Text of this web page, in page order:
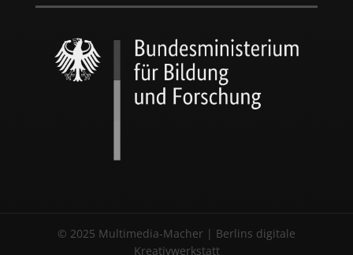
© 2025 Multimedia-Macher | Berlins digitale
Kreativwerkstatt